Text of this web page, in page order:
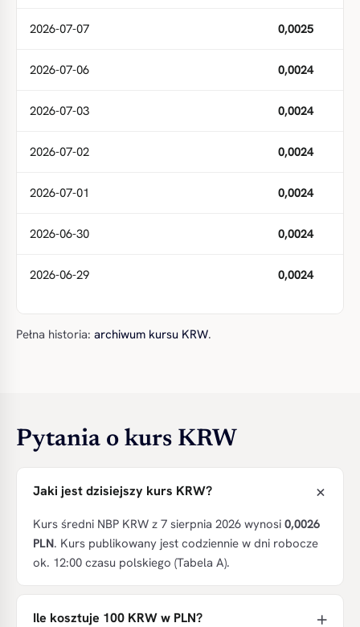
2026-07-07 0,0025
2026-07-06 0,0024
2026-07-03 0,0024
2026-07-02 0,0024
2026-07-01 0,0024
2026-06-30 0,0024
2026-06-29 0,0024
Pełna historia: archiwum kursu KRW.
Pytania o kurs KRW
Jaki jest dzisiejszy kurs KRW?
Kurs średni NBP KRW z 7 sierpnia 2026 wynosi 0,0026
PLN. Kurs publikowany jest codziennie w dni robocze
ok. 12:00 czasu polskiego (Tabela A).
Ile kosztuje 100 KRW w PLN?